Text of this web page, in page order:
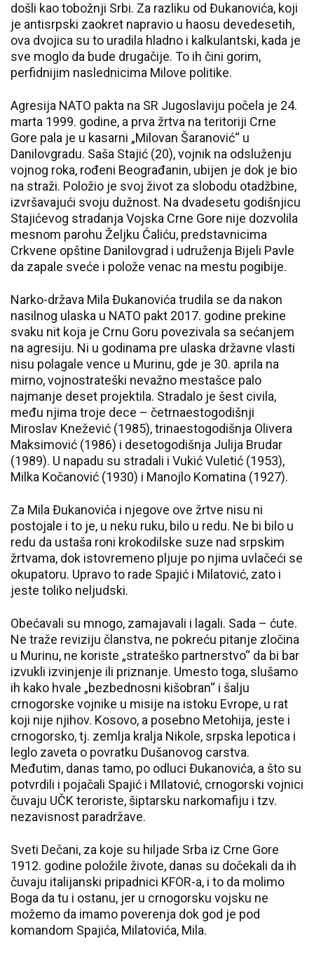
došli kao tobožnji Srbi. Za razliku od Đukanovića, koji
je antisrpski zaokret napravio u haosu devedesetih,
ova dvojica su to uradila hladno i kalkulantski, kada je
sve moglo da bude drugačije. To ih čini gorim,
perfidnijim naslednicima Milove politike.
Agresija NATO pakta na SR Jugoslaviju počela je 24.
marta 1999. godine, a prva žrtva na teritoriji Crne
Gore pala je u kasarni „Milovan Šaranović“ u
Danilovgradu. Saša Stajić (20), vojnik na odsluženju
vojnog roka, rođeni Beograđanin, ubijen je dok je bio
na straži. Položio je svoj život za slobodu otadžbine,
izvršavajući svoju dužnost. Na dvadesetu godišnjicu
Stajićevog stradanja Vojska Crne Gore nije dozvolila
mesnom parohu Željku Ćaliću, predstavnicima
Crkvene opštine Danilovgrad i udruženja Bijeli Pavle
da zapale sveće i polože venac na mestu pogibije.
Narko-država Mila Đukanovića trudila se da nakon
nasilnog ulaska u NATO pakt 2017. godine prekine
svaku nit koja je Crnu Goru povezivala sa sećanjem
na agresiju. Ni u godinama pre ulaska državne vlasti
nisu polagale vence u Murinu, gde je 30. aprila na
mirno, vojnostrateški nevažno mestašce palo
najmanje deset projektila. Stradalo je šest civila,
među njima troje dece – četrnaestogodišnji
Miroslav Knežević (1985), trinaestogodišnja Olivera
Maksimović (1986) i desetogodišnja Julija Brudar
(1989). U napadu su stradali i Vukić Vuletić (1953),
Milka Kočanović (1930) i Manojlo Komatina (1927).
Za Mila Đukanovića i njegove ove žrtve nisu ni
postojale i to je, u neku ruku, bilo u redu. Ne bi bilo u
redu da ustaša roni krokodilske suze nad srpskim
žrtvama, dok istovremeno pljuje po njima uvlačeći se
okupatoru. Upravo to rade Spajić i Milatović, zato i
jeste toliko neljudski.
Obećavali su mnogo, zamajavali i lagali. Sada – ćute.
Ne traže reviziju članstva, ne pokreću pitanje zločina
u Murinu, ne koriste „strateško partnerstvo“ da bi bar
izvukli izvinjenje ili priznanje. Umesto toga, slušamo
ih kako hvale „bezbednosni kišobran“ i šalju
crnogorske vojnike u misije na istoku Evrope, u rat
koji nije njihov. Kosovo, a posebno Metohija, jeste i
crnogorsko, tj. zemlja kralja Nikole, srpska lepotica i
leglo zaveta o povratku Dušanovog carstva.
Međutim, danas tamo, po odluci Đukanovića, a što su
potvrdili i pojačali Spajić i MIlatović, crnogorski vojnici
čuvaju UČK teroriste, šiptarsku narkomafiju i tzv.
nezavisnost paradržave.
Sveti Dečani, za koje su hiljade Srba iz Crne Gore
1912. godine položile živote, danas su dočekali da ih
čuvaju italijanski pripadnici KFOR-a, i to da molimo
Boga da tu i ostanu, jer u crnogorsku vojsku ne
možemo da imamo poverenja dok god je pod
komandom Spajića, Milatovića, Mila.